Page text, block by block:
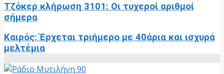
Τζόκερ κλήρωση 3101: Οι τυχεροί αριθμοί
σήμερα
Καιρός: Έρχεται τριήμερο με 40άρια και ισχυρά
μελτέμια